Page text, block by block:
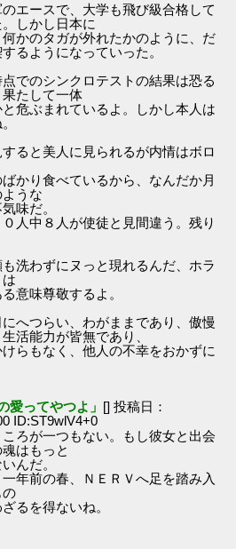
エースで、大学も飛び級合格して
しかし日本に
かのタガが外れたかのように、だ
るようになっていった。
でのシンクロテストの結果は恐る
たして一体
危ぶまれているよ。しかし本人は
ると美人に見られるが内情はボロ
かり食べているから、なんだか月
うな
味だ。
人中８人が使徒と見間違う。残り
洗わずにヌっと現れるんだ、ホラ
意味尊敬するよ。
へつらい、わがままであり、傲慢
活能力が皆無であり、
らもなく、他人の不幸をおかずに
愛ってやつよ」 [] 投稿日：
ID:ST9wlV4+0
ろが一つもない。もし彼女と出会
はもっと
んだ。
年前の春、ＮＥＲＶへ足を踏み入
の
るを得ないね。